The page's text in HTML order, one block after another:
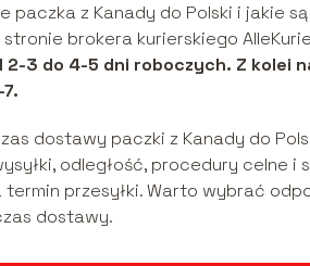
paczka z Kanady do Polski i jakie
brokera kurierskiego
3 do 4-5 dni roboczych. Z kolei
dostawy paczki z Kanady do
odległość, procedury celne
termin przesyłki. Warto wybrać
dostawy.